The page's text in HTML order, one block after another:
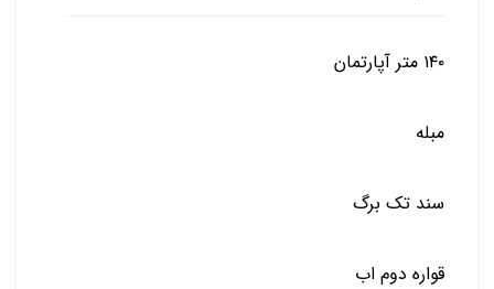
۱۴۰ متر آپارتمان
مبله
سند تک برگ
قواره دوم اب